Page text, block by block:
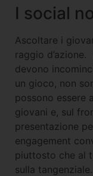
I social
Ascoltare i
raggio d’azione.
devono
un gioco, non
possono essere
giovani e, sul
presentazione
engagement
piuttosto che al
sulla